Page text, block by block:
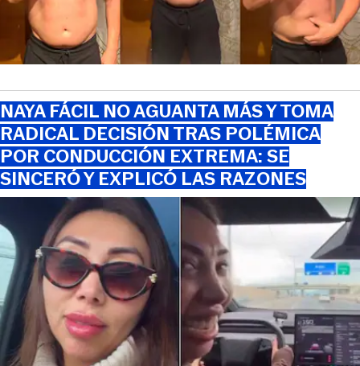
NAYA FÁCIL NO AGUANTA MÁS Y TOMA
RADICAL DECISIÓN TRAS POLÉMICA
POR CONDUCCIÓN EXTREMA: SE
SINCERÓ Y EXPLICÓ LAS RAZONES